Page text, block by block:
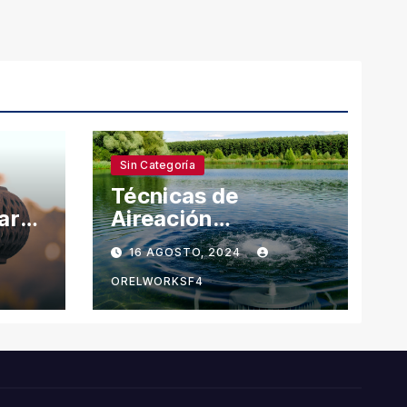
Sin Categoría
Técnicas de
Aireación
Avanzadas:
Innovación en el
Cuidado del Agua
16 AGOSTO, 2024
ORELWORKSF4